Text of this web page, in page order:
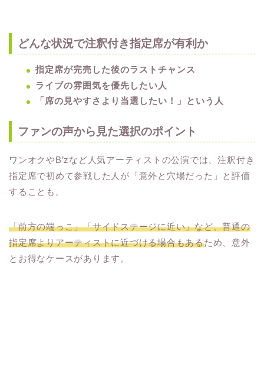
どんな状況で注釈付き指定席が有利か
指定席が完売した後のラストチャンス
ライブの雰囲気を優先したい人
「席の見やすさより当選したい！」という人
ファンの声から見た選択のポイント
ワンオクやB’zなど人気アーティストの公演では、注釈付き
指定席で初めて参戦した人が「意外と穴場だった」と評価
することも。
「前方の端っこ」「サイドステージに近い」など、普通の
指定席よりアーティストに近づける場合もあるため、意外
とお得なケースがあります。